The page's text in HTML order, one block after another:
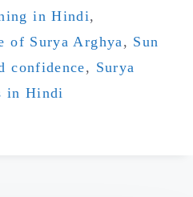
in Hindi,
of Surya Arghya, Sun
confidence, Surya
in Hindi